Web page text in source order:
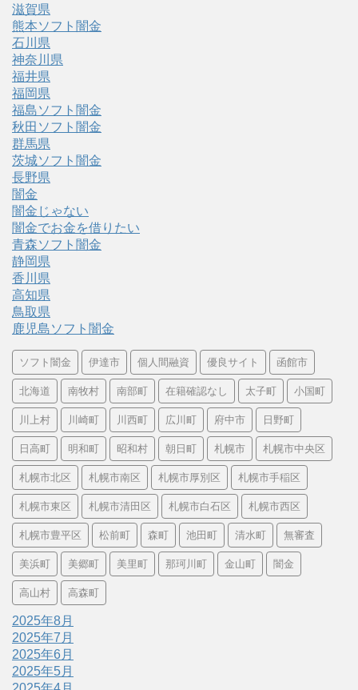
滋賀県
熊本ソフト闇金
石川県
神奈川県
福井県
福岡県
福島ソフト闇金
秋田ソフト闇金
群馬県
茨城ソフト闇金
長野県
闇金
闇金じゃない
闇金でお金を借りたい
青森ソフト闇金
静岡県
香川県
高知県
鳥取県
鹿児島ソフト闇金
ソフト闇金 伊達市 個人間融資 優良サイト 函館市
北海道 南牧村 南部町 在籍確認なし 太子町 小国町
川上村 川崎町 川西町 広川町 府中市 日野町
日高町 明和町 昭和村 朝日町 札幌市 札幌市中央区
札幌市北区 札幌市南区 札幌市厚別区 札幌市手稲区
札幌市東区 札幌市清田区 札幌市白石区 札幌市西区
札幌市豊平区 松前町 森町 池田町 清水町 無審査
美浜町 美郷町 美里町 那珂川町 金山町 闇金
高山村 高森町
2025年8月
2025年7月
2025年6月
2025年5月